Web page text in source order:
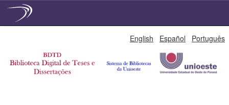
English Español Português